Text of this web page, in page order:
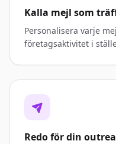
Kalla mejl som
Personalisera varje
företagsaktivitet i
Redo för din